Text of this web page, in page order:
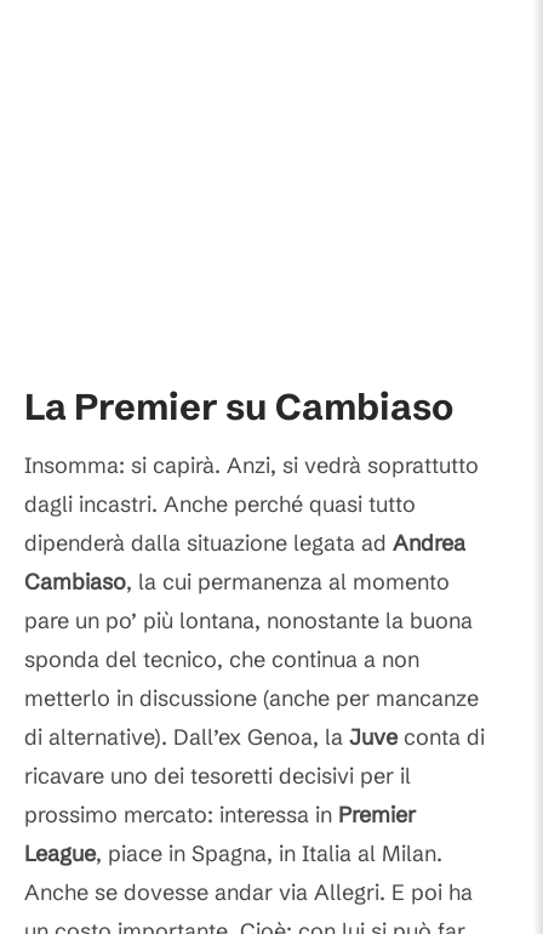
La Premier su Cambiaso
Insomma: si capirà. Anzi, si vedrà soprattutto
dagli incastri. Anche perché quasi tutto
dipenderà dalla situazione legata ad Andrea
Cambiaso, la cui permanenza al momento
pare un po’ più lontana, nonostante la buona
sponda del tecnico, che continua a non
metterlo in discussione (anche per mancanze
di alternative). Dall’ex Genoa, la Juveconta di
ricavare uno dei tesoretti decisivi per il
prossimo mercato: interessa in Premier
League, piace in Spagna, in Italia al Milan.
Anche se dovesse andar via Allegri. E poi ha